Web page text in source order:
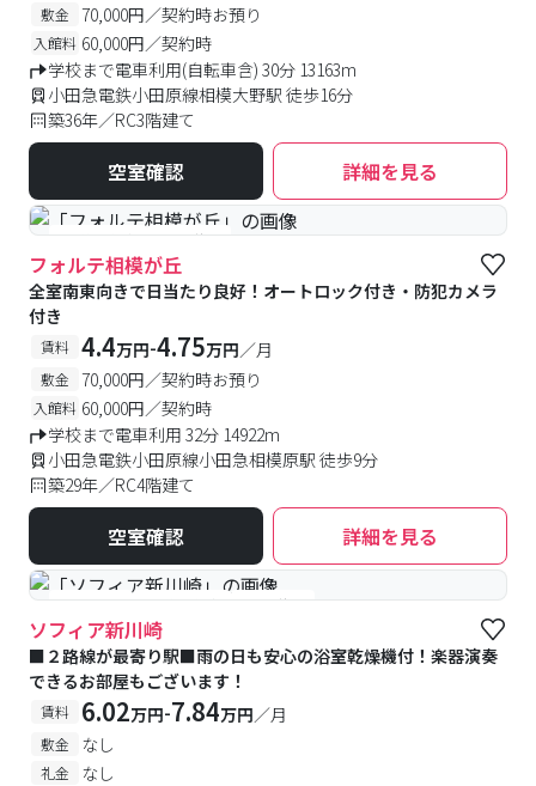
敷金 70,000円／契約時お預り
入館料 60,000円／契約時
学校まで電車利用(自転車含) 30分 13163m
小田急電鉄小田原線相模大野駅 徒歩16分
築36年／RC3階建て
空室確認 詳細を見る
#予約受付中 #空室待ち
フォルテ相模が丘
全室南東向きで日当たり良好！オートロック付き・防犯カメラ
付き
賃料 4.4万円-4.75万円／月
敷金 70,000円／契約時お預り
入館料 60,000円／契約時
学校まで電車利用 32分 14922m
小田急電鉄小田原線小田急相模原駅 徒歩9分
築29年／RC4階建て
空室確認 詳細を見る
#女性専用 #予約受付中 #空室待ち
ソフィア新川崎
■２路線が最寄り駅■雨の日も安心の浴室乾燥機付！楽器演奏
できるお部屋もございます！
賃料 6.02万円-7.84万円／月
敷金 なし
礼金
なし